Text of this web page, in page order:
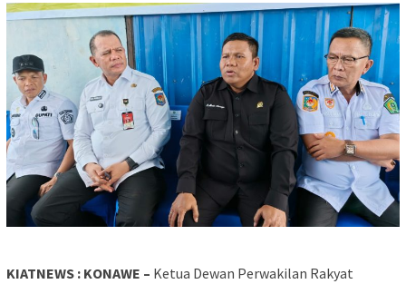
KIATNEWS : KONAWE – Ketua Dewan Perwakilan Rakyat